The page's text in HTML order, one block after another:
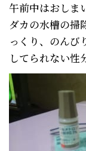
午前中はおしま
ダカの水槽の掃
っくり、のんび
してられない性